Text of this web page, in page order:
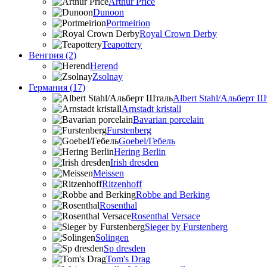
Dunoon
Portmeirion
Royal Crown Derby
Teapottery
Венгрия (2)
Herend
Zsolnay
Германия (17)
Albert Stahl/Альбеpт
Arnstadt kristall
Bavarian porcelain
Furstenberg
Goebel/Гебель
Hering Berlin
Irish dresden
Meissen
Ritzenhoff
Robbe and Berking
Rosenthal
Rosenthal Versace
Sieger by Furstenberg
Solingen
Sp dresden
Tom's Drag